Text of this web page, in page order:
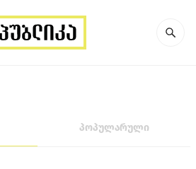
პოპულარული